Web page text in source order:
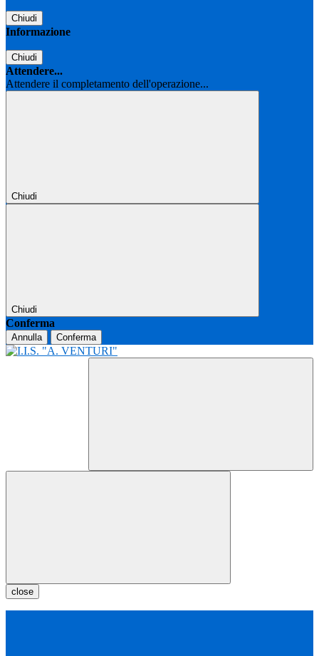
Chiudi
Informazione
Chiudi
Attendere...
Attendere il completamento dell'operazione...
Chiudi
Chiudi
Conferma
Annulla Conferma
close